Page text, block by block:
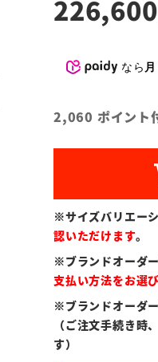
226,600
なら
2,060 ポイント
※サイズバリエー
認いただけます。
※ブランドオーダ
支払い方法をお選
※ブランドオーダ
（ご注文手続き時
す）